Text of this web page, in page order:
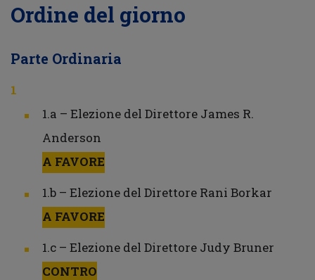
Ordine del giorno
Parte Ordinaria
1.a – Elezione del Direttore James R.
Anderson
A FAVORE
1.b – Elezione del Direttore Rani Borkar
A FAVORE
1.c – Elezione del Direttore Judy Bruner
CONTRO